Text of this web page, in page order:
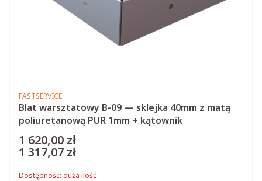
Blat warsztatowy B-09 — sklejka 40mm z matą
poliuretanową PUR 1mm + kątownik
PRODUCENT
FASTSERVICE
Cena
1 620,00 zł
Cena
1 317,07 zł
Dostępność: duża ilość